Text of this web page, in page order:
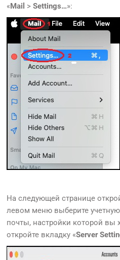
«Mail >Settings…»:
На следующей странице
левом меню выберите
почты, настройки которой вы
откройте вкладку «Server